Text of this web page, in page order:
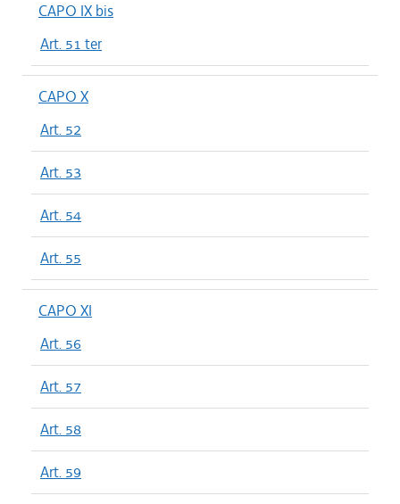
CAPO IX bis
Art. 51 ter
CAPO X
Art. 52
Art. 53
Art. 54
Art. 55
CAPO XI
Art. 56
Art. 57
Art. 58
Art. 59